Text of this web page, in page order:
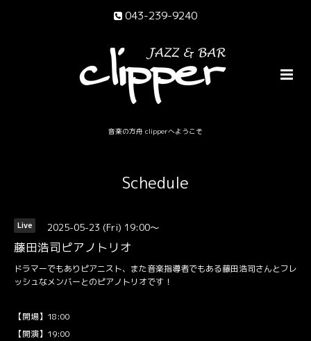
043-239-9240
音楽の方舟 clipperへようこそ
Schedule
Live 2025-05-23 (Fri) 19:00～
藤田浩司ピアノトリオ
ドラマーでもありピアニスト、また音楽指導者でもある藤田浩司さんとフレ
ッシュなメンバーとのピアノトリオです！
【開場】18:00
【開演】19:00